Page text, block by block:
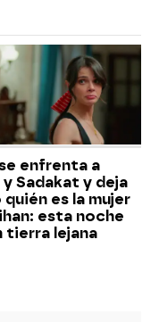
enfrenta a
y Sadakat y deja
quién es la mujer
esta noche
tierra lejana